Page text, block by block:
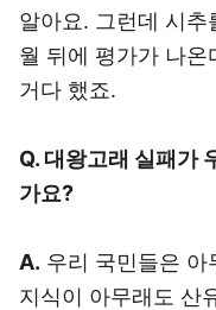
알아요. 그런데 시
월 뒤에 평가가 나온
거다 했죠.
Q. 대왕고래 실패가
가요?
A. 우리 국민들은 아
지식이 아무래도 산